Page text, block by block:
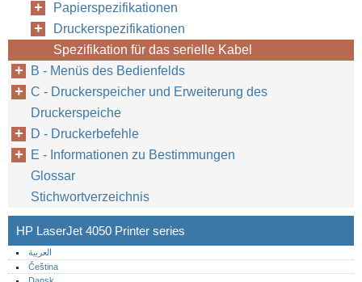
Papierspezifikationen
Druckerspezifikationen
Spezifikation für das serielle Kabel
B - Menüs des Bedienfelds
C - Druckerspeicher und Erweiterung des
Druckerspeiche
D - Druckerbefehle
E - Informationen zu Bestimmungen
Glossar
Stichwortverzeichnis
HP LaserJet 4050 Printer series
العربية
Čeština